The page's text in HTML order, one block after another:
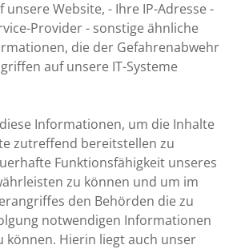
unsere Website, - Ihre IP-Adresse -
Provider - sonstige ähnliche
die der Gefahrenabwehr
auf unsere IT-Systeme
Informationen, um die Inhalte
zutreffend bereitstellen zu
Funktionsfähigkeit unseres
zu können und um im
den Behörden die zu
notwendigen Informationen
können. Hierin liegt auch unser